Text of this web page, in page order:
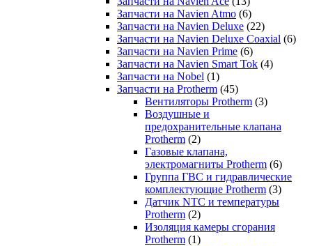
Запчасти на Navien Atmo (6)
Запчасти на Navien Deluxe (22)
Запчасти на Navien Deluxe Coaxial (6)
Запчасти на Navien Prime (6)
Запчасти на Navien Smart Tok (4)
Запчасти на Nobel (1)
Запчасти на Protherm (45)
Вентиляторы Protherm (3)
Воздушные и
предохранительные клапана
Protherm (2)
Газовые клапана,
электромагниты Protherm (6)
Группа ГВС и гидравлические
комплектующие Protherm (3)
Датчик NTC и температуры
Protherm (2)
Изоляция камеры сгорания
Protherm (1)